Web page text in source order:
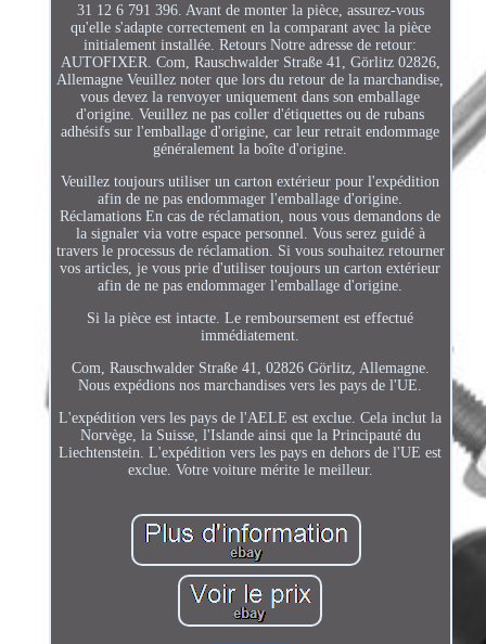
31 12 6 791 396. Avant de monter la pièce, assurez-vous
qu'elle s'adapte correctement en la comparant avec la pièce
initialement installée. Retours Notre adresse de retour:
AUTOFIXER. Com, Rauschwalder Straße 41, Görlitz 02826,
Allemagne Veuillez noter que lors du retour de la marchandise,
vous devez la renvoyer uniquement dans son emballage
d'origine. Veuillez ne pas coller d'étiquettes ou de rubans
adhésifs sur l'emballage d'origine, car leur retrait endommage
généralement la boîte d'origine.
Veuillez toujours utiliser un carton extérieur pour l'expédition
afin de ne pas endommager l'emballage d'origine.
Réclamations En cas de réclamation, nous vous demandons de
la signaler via votre espace personnel. Vous serez guidé à
travers le processus de réclamation. Si vous souhaitez retourner
vos articles, je vous prie d'utiliser toujours un carton extérieur
afin de ne pas endommager l'emballage d'origine.
Si la pièce est intacte. Le remboursement est effectué
immédiatement.
Com, Rauschwalder Straße 41, 02826 Görlitz, Allemagne.
Nous expédions nos marchandises vers les pays de l'UE.
L'expédition vers les pays de l'AELE est exclue. Cela inclut la
Norvège, la Suisse, l'Islande ainsi que la Principauté du
Liechtenstein. L'expédition vers les pays en dehors de l'UE est
exclue. Votre voiture mérite le meilleur.